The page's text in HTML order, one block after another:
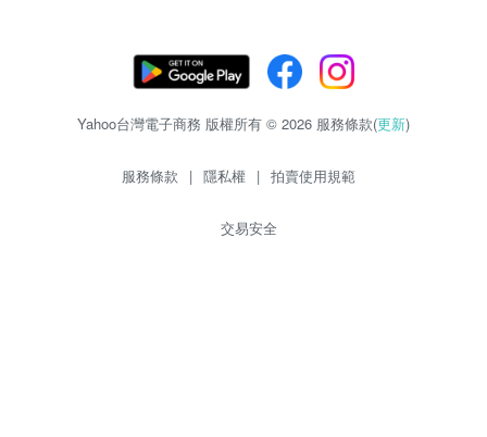
Yahoo台灣電子商務 版權所有 © 2026 服務條款(更新)
服務條款 | 隱私權 | 拍賣使用規範
交易安全